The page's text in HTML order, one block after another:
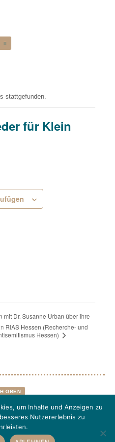
≡
stattgefunden.
für Klein
mit Dr. Susanne Urban über ihre
RIAS Hessen (Recherche- und
Hessen)
OBEN
• DATENSCHUTZ • IMPRESSUM
um Inhalte und Anzeigen zu
Nutzererlebnis zu